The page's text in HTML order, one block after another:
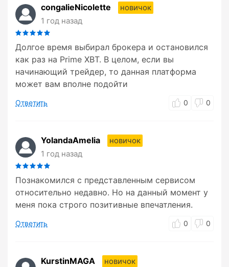
congalieNicolette
новичок
1 год назад
Долгое время выбирал брокера и остановился
как раз на Prime XBT. В целом, если вы
начинающий трейдер, то данная платформа
может вам вполне подойти
Ответить 0 0
YolandaAmelia
новичок
1 год назад
Познакомился с представленным сервисом
относительно недавно. Но на данный момент у
меня пока строго позитивные впечатления.
Ответить 0 0
KurstinMAGA
новичок